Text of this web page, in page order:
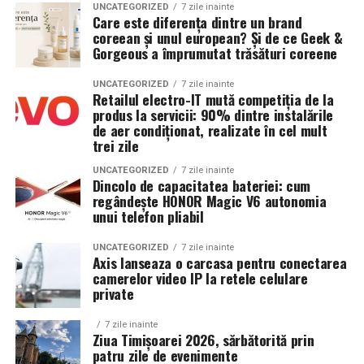
Acces mai bun la foliculii ovarieni la puncție
Reducerea contaminării cu lichidul toxic din
endometriom
Îmbunătățirea mediului folicular
Argumente împotriva chistectomiei preoperatorii:
Chistectomia reduce rezerva ovariană — risc real,
mai ales pentru endometrioame bilaterale sau
recurente
Beneficiul asupra ratelor de sarcină la FIV nu este
demonstrat consistent în studii
Decizia se ia individualizat
ginecologul chirurg și specialistul FIV, luând în
considerare: dimensiunea endometriomului, rezerva
Sistem de stocare:52 kWh baterii LiFePO4
Invertor hibrid:24 kW
Dimensiune container transport:
3 × 2,5
metri
Lungime panouri desfășurate:
liniari
Conectică:priză 220 V monofazic, priză
380 V trifazic, priză încărcare auto electric
Climatizare:aer condiționat integrat pentru
menținerea bateriilor la temperatură optimă
pe teren accidentat
UNCATEGORIZED 7 zile inainte
Care este diferența dintre un brand
coreean și unul european? Și de ce Geek &
Gorgeous a împrumutat trăsături coreene
UNCATEGORIZED 7 zile inainte
Retailul electro-IT mută competiția de la
produs la servicii: 90% dintre instalările
de aer condiționat, realizate în cel mult
trei zile
UNCATEGORIZED 7 zile inainte
Dincolo de capacitatea bateriei: cum
regândește HONOR Magic V6 autonomia
unui telefon pliabil
UNCATEGORIZED 7 zile inainte
Axis lanseaza o carcasa pentru conectarea
camerelor video IP la retele celulare
private
7 zile inainte
Ziua Timișoarei 2026, sărbătorită prin
patru zile de evenimente